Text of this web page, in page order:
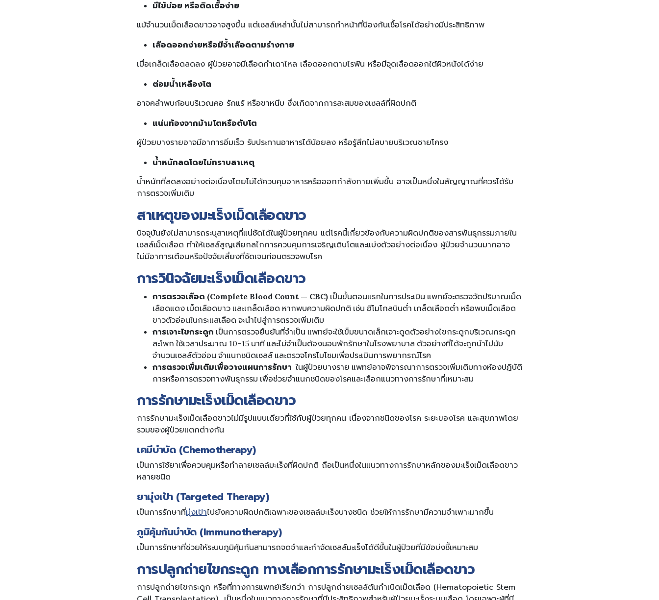
มีไข้บ่อย หรือติดเชื้อง่าย
แม้จำนวนเม็ดเลือดขาวอาจสูงขึ้น แต่เซลล์เหล่านั้นไม่สามารถทำหน้าที่ป้องกันเชื้อโรคได้อย่างมีประสิทธิภาพ
เลือดออกง่ายหรือมีจ้ำเลือดตามร่างกาย
เมื่อเกล็ดเลือดลดลง ผู้ป่วยอาจมีเลือดกำเดาไหล เลือดออกตามไรฟัน หรือมีจุดเลือดออกใต้ผิวหนังได้ง่าย
ต่อมน้ำเหลืองโต
อาจคลำพบก้อนบริเวณคอ รักแร้ หรือขาหนีบ ซึ่งเกิดจากการสะสมของเซลล์ที่ผิดปกติ
แน่นท้องจากม้ามโตหรือตับโต
ผู้ป่วยบางรายอาจมีอาการอิ่มเร็ว รับประทานอาหารได้น้อยลง หรือรู้สึกไม่สบายบริเวณชายโครง
น้ำหนักลดโดยไม่ทราบสาเหตุ
น้ำหนักที่ลดลงอย่างต่อเนื่องโดยไม่ได้ควบคุมอาหารหรือออกกำลังกายเพิ่มขึ้น อาจเป็นหนึ่งในสัญญาณที่ควรได้รับ
การตรวจเพิ่มเติม
สาเหตุของมะเร็งเม็ดเลือดขาว
ปัจจุบันยังไม่สามารถระบุสาเหตุที่แน่ชัดได้ในผู้ป่วยทุกคน แต่โรคนี้เกี่ยวข้องกับความผิดปกติของสารพันธุกรรมภายใน
เซลล์เม็ดเลือด ทำให้เซลล์สูญเสียกลไกการควบคุมการเจริญเติบโตและแบ่งตัวอย่างต่อเนื่อง ผู้ป่วยจำนวนมากอาจ
ไม่มีอาการเตือนหรือปัจจัยเสี่ยงที่ชัดเจนก่อนตรวจพบโรค
การวินิจฉัยมะเร็งเม็ดเลือดขาว
การตรวจเลือด (Complete Blood Count — CBC) เป็นขั้นตอนแรกในการประเมิน แพทย์จะตรวจวัดปริมาณเม็ด
เลือดแดง เม็ดเลือดขาว และเกล็ดเลือด หากพบความผิดปกติ เช่น ฮีโมโกลบินต่ำ เกล็ดเลือดต่ำ หรือพบเม็ดเลือด
ขาวตัวอ่อนในกระแสเลือด จะนำไปสู่การตรวจเพิ่มเติม
การเจาะไขกระดูก เป็นการตรวจยืนยันที่จำเป็น แพทย์จะใช้เข็มขนาดเล็กเจาะดูดตัวอย่างไขกระดูกบริเวณกระดูก
สะโพก ใช้เวลาประมาณ 10–15 นาที และไม่จำเป็นต้องนอนพักรักษาในโรงพยาบาล ตัวอย่างที่ได้จะถูกนำไปนับ
จำนวนเซลล์ตัวอ่อน จำแนกชนิดเซลล์ และตรวจโครโมโซมเพื่อประเมินการพยากรณ์โรค
การตรวจเพิ่มเติมเพื่อวางแผนการรักษาในผู้ป่วยบางราย แพทย์อาจพิจารณาการตรวจเพิ่มเติมทางห้องปฏิบัติ
การหรือการตรวจทางพันธุกรรม เพื่อช่วยจำแนกชนิดของโรคและเลือกแนวทางการรักษาที่เหมาะสม
การรักษามะเร็งเม็ดเลือดขาว
การรักษามะเร็งเม็ดเลือดขาวไม่มีรูปแบบเดียวที่ใช้กับผู้ป่วยทุกคน เนื่องจากชนิดของโรค ระยะของโรค และสุขภาพโดย
รวมของผู้ป่วยแตกต่างกัน
เคมีบำบัด (Chemotherapy)
เป็นการใช้ยาเพื่อควบคุมหรือทำลายเซลล์มะเร็งที่ผิดปกติ ถือเป็นหนึ่งในแนวทางการรักษาหลักของมะเร็งเม็ดเลือดขาว
หลายชนิด
ยามุ่งเป้า (Targeted Therapy)
เป็นการรักษาที่มุ่งเป้าไปยังความผิดปกติเฉพาะของเซลล์มะเร็งบางชนิด ช่วยให้การรักษามีความจำเพาะมากขึ้น
ภูมิคุ้มกันบำบัด (Immunotherapy)
เป็นการรักษาที่ช่วยให้ระบบภูมิคุ้มกันสามารถจดจำและกำจัดเซลล์มะเร็งได้ดีขึ้นในผู้ป่วยที่มีข้อบ่งชี้เหมาะสม
การปลูกถ่ายไขกระดูก ทางเลือกการรักษามะเร็งเม็ดเลือดขาว
การปลูกถ่ายไขกระดูก หรือที่ทางการแพทย์เรียกว่า การปลูกถ่ายเซลล์ต้นกำเนิดเม็ดเลือด (Hematopoietic Stem